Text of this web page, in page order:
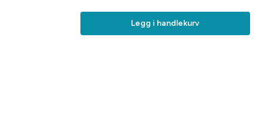
Legg i handlekurv